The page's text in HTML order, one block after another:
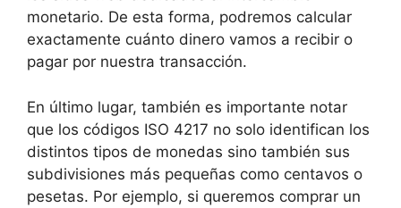
monetario. De esta forma, podremos calcular
exactamente cuánto dinero vamos a recibir o
pagar por nuestra transacción.
En último lugar, también es importante notar
que los códigos ISO 4217 no solo identifican los
distintos tipos de monedas sino también sus
subdivisiones más pequeñas como centavos o
pesetas. Por ejemplo, si queremos comprar un